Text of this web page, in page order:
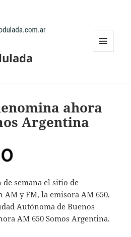
ahora
Argentina
de semana el sitio de
AM y FM, la emisora AM 650,
Autónoma de Buenos
AM 650 Somos Argentina.